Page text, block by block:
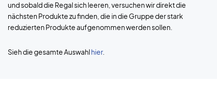
und sobald die Regal sich leeren, versuchen wir direkt die
nächsten Produkte zu finden, die in die Gruppe der stark
reduzierten Produkte aufgenommen werden sollen.
Sieh die gesamte Auswahlhier.